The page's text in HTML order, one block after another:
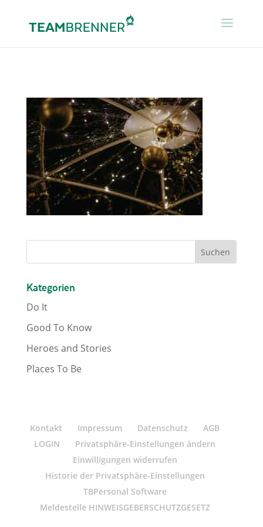
Kategorien
Do It
Good To Know
Heroes and Stories
Places To Be
Kontakt Impressum Datenschutz
AGB
LOGIN
Privatsphäre-Einstellungen ändern
Einwilligungen widerrufen
Historie der Privatsphäre-Einstellungen
TBPersonal Software
Meldestelle HINWEISGEBERSCHUTZGESETZ